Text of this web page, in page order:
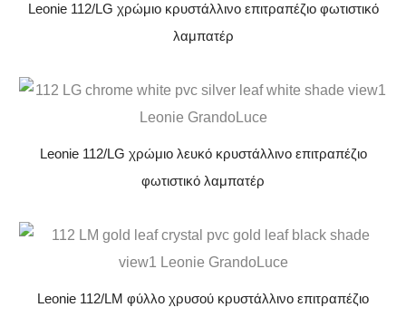
Leonie 112/LG χρώμιο κρυστάλλινο επιτραπέζιο φωτιστικό
λαμπατέρ
Leonie 112/LG χρώμιο λευκό κρυστάλλινο επιτραπέζιο
φωτιστικό λαμπατέρ
Leonie 112/LM φύλλο χρυσού κρυστάλλινο επιτραπέζιο